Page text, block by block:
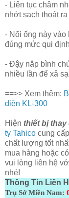
- Liên tục châm
nhớt sạch thoát
- Nối ống này
đúng mức qui
- Đậy nắp bình
nhiều lần để xả
==>> Xem thêm:
điện KL-300
Hiện thiết bị thay
ty Tahico cung
chất lượng tốt
mua hàng hoặc
vui lòng liên hệ
nhé!
Thông Tin Liên
Trụ Sở Miền Nam: